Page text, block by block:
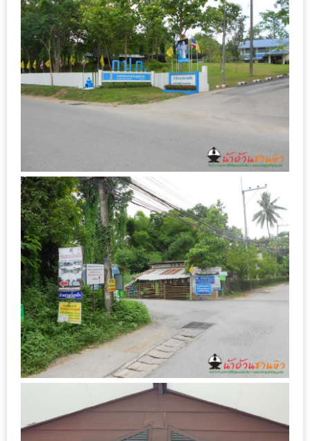
FARM
ที่
เอาชนะ
ใจ
กรรมการ
จาก
EVENT
ที่
ต้อง
ห้าม
พลาด
สำหรับ
ฤดู
หนาว
นี้
กับ
PING
FESTIVAL
2